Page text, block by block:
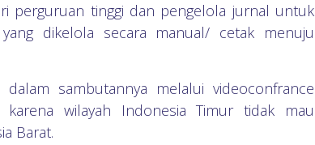
perguruan tinggi dan pengelola jurnal untuk
dikelola secara manual/ cetak menuju
sambutannya melalui videoconfrance
wilayah Indonesia Timur tidak mau
Barat.